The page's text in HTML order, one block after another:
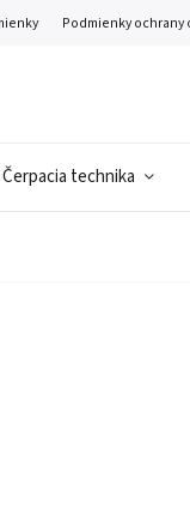
Podmienky
Čerpacia technika